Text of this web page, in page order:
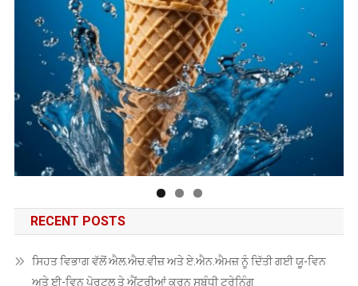
RECENT POSTS
ਸਿਹਤ ਵਿਭਾਗ ਵੱਲੋਂ ਐਲ.ਐਚ.ਵੀਜ਼ ਅਤੇ ਏ.ਐਨ.ਐਮਜ਼ ਨੂੰ ਦਿੱਤੀ ਗਈ ਯੂ-ਵਿਨ
ਅਤੇ ਈ-ਵਿਨ ਪੋਰਟਲ ਤੇ ਐਂਟਰੀਆਂ ਕਰਨ ਸਬੰਧੀ ਟ੍ਰੇਨਿੰਗ